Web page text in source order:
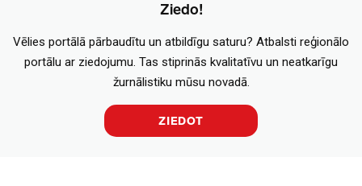
Ziedo!
Vēlies portālā pārbaudītu un atbildīgu saturu? Atbalsti reģionālo
portālu ar ziedojumu. Tas stiprinās kvalitatīvu un neatkarīgu
žurnālistiku mūsu novadā.
ZIEDOT